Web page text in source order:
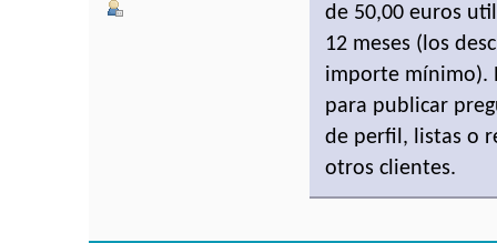
de 50,00 euros
12 meses (los
importe mínimo).
para publicar
de perfil, listas o
otros clientes.